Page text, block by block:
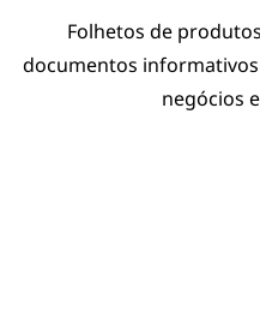
Folhetos de
documentos
negócios